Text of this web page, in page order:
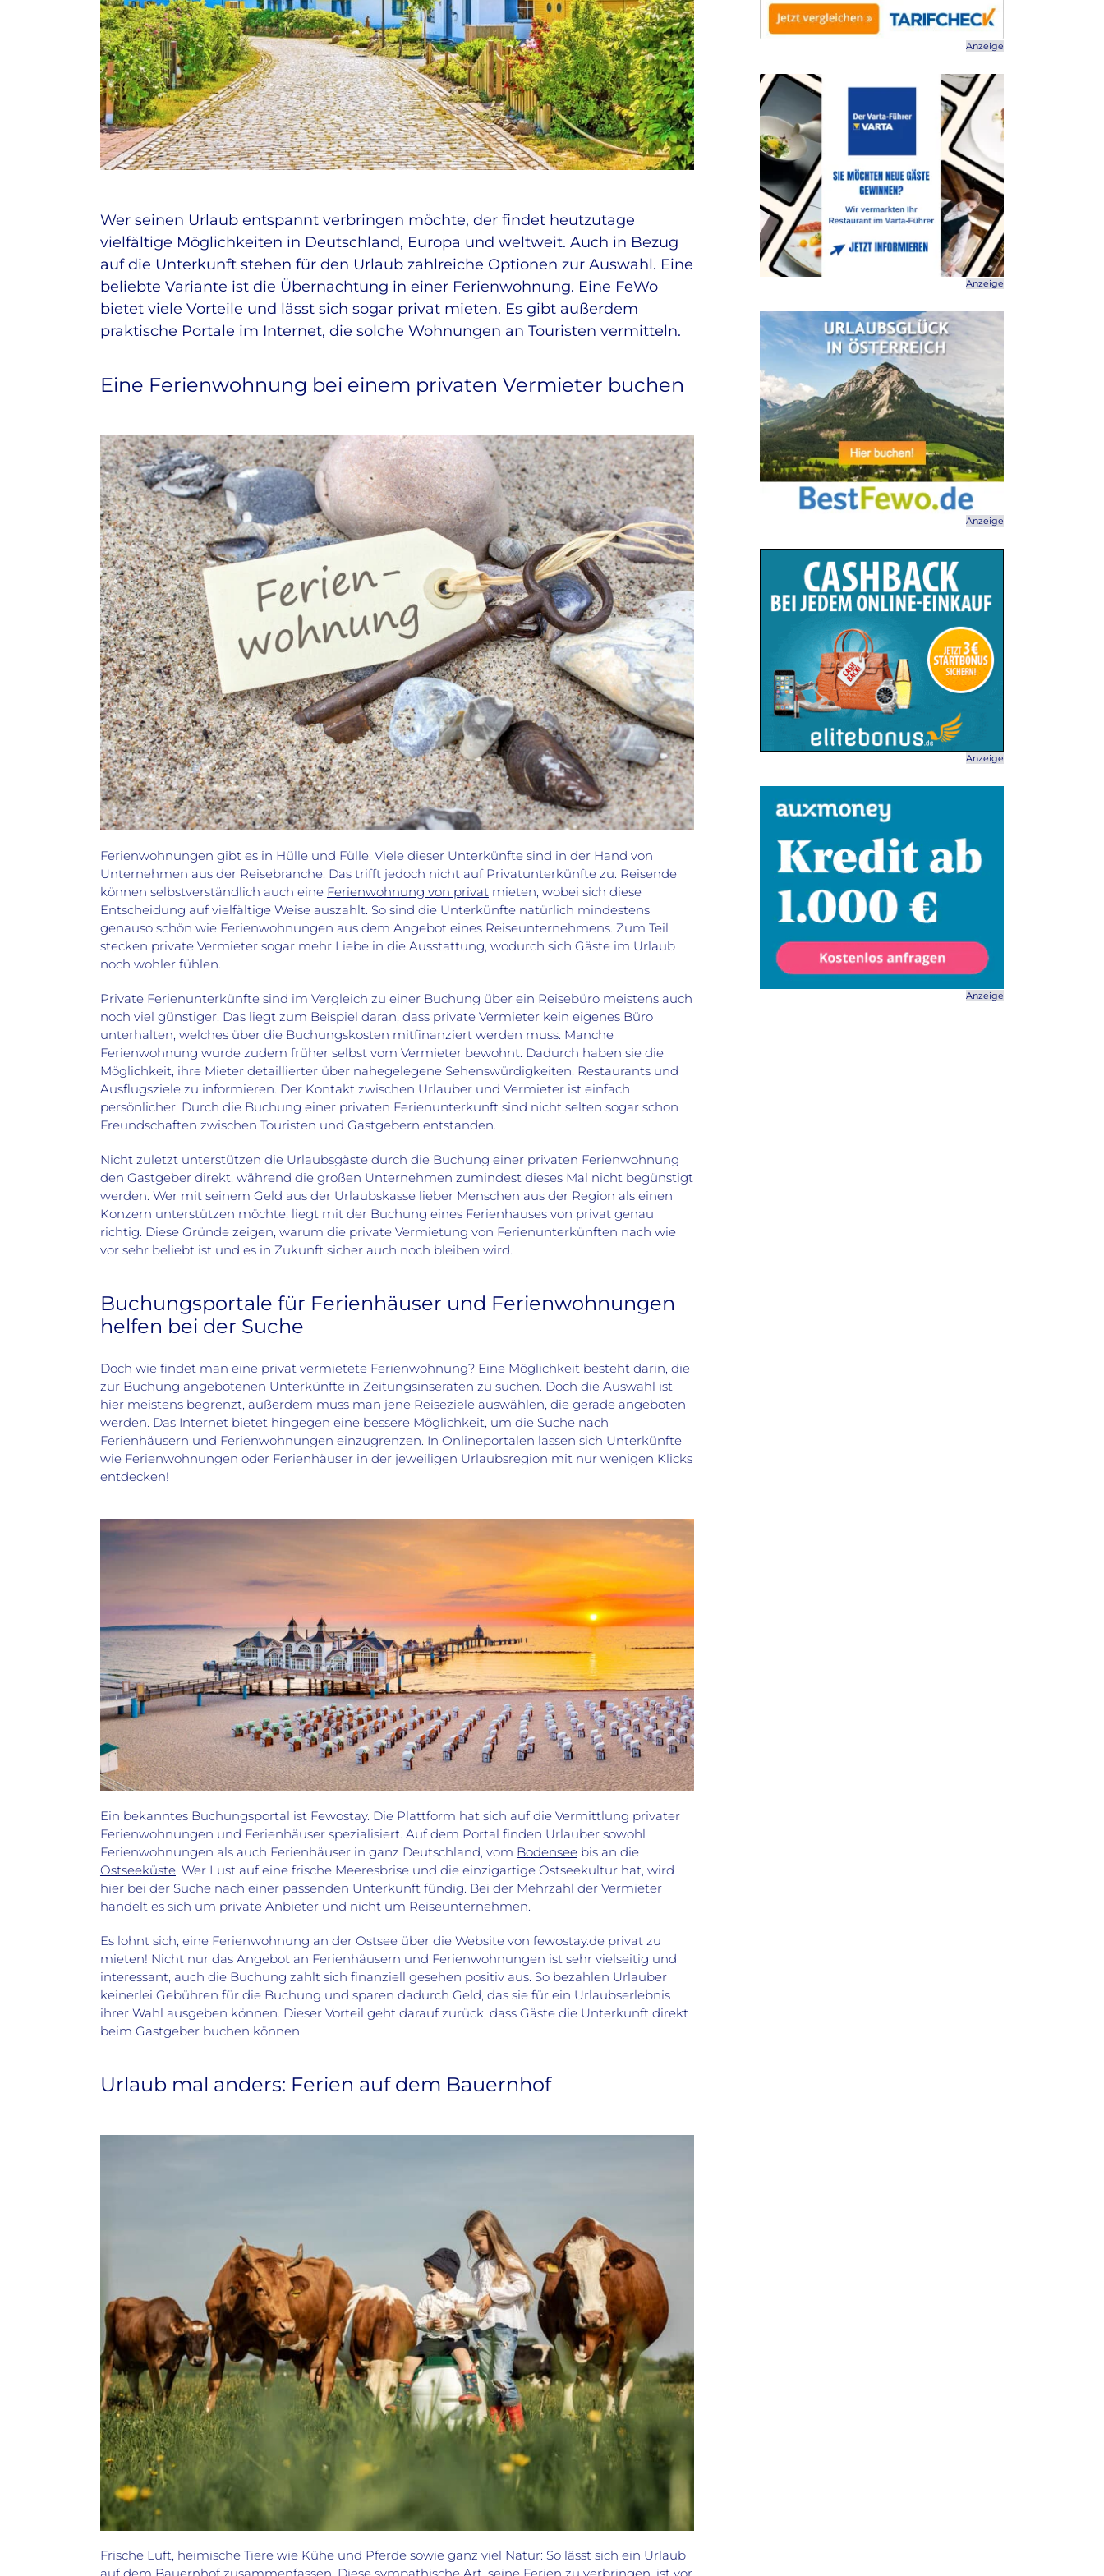
Wer seinen Urlaub entspannt verbringen möchte, der findet heutzutage
vielfältige Möglichkeiten in Deutschland, Europa und weltweit. Auch in Bezug
auf die Unterkunft stehen für den Urlaub zahlreiche Optionen zur Auswahl. Eine
beliebte Variante ist die Übernachtung in einer Ferienwohnung. Eine FeWo
bietet viele Vorteile und lässt sich sogar privat mieten. Es gibt außerdem
praktische Portale im Internet, die solche Wohnungen an Touristen vermitteln.
Eine Ferienwohnung bei einem privaten Vermieter buchen
Ferienwohnungen gibt es in Hülle und Fülle. Viele dieser Unterkünfte sind in der Hand von
Unternehmen aus der Reisebranche. Das trifft jedoch nicht auf Privatunterkünfte zu. Reisende
können selbstverständlich auch eine Ferienwohnung von privatmieten, wobei sich diese
Entscheidung auf vielfältige Weise auszahlt. So sind die Unterkünfte natürlich mindestens
genauso schön wie Ferienwohnungen aus dem Angebot eines Reiseunternehmens. Zum Teil
stecken private Vermieter sogar mehr Liebe in die Ausstattung, wodurch sich Gäste im Urlaub
noch wohler fühlen.
Private Ferienunterkünfte sind im Vergleich zu einer Buchung über ein Reisebüro meistens auch
noch viel günstiger. Das liegt zum Beispiel daran, dass private Vermieter kein eigenes Büro
unterhalten, welches über die Buchungskosten mitfinanziert werden muss. Manche
Ferienwohnung wurde zudem früher selbst vom Vermieter bewohnt. Dadurch haben sie die
Möglichkeit, ihre Mieter detaillierter über nahegelegene Sehenswürdigkeiten, Restaurants und
Ausflugsziele zu informieren. Der Kontakt zwischen Urlauber und Vermieter ist einfach
persönlicher. Durch die Buchung einer privaten Ferienunterkunft sind nicht selten sogar schon
Freundschaften zwischen Touristen und Gastgebern entstanden.
Nicht zuletzt unterstützen die Urlaubsgäste durch die Buchung einer privaten Ferienwohnung
den Gastgeber direkt, während die großen Unternehmen zumindest dieses Mal nicht begünstigt
werden. Wer mit seinem Geld aus der Urlaubskasse lieber Menschen aus der Region als einen
Konzern unterstützen möchte, liegt mit der Buchung eines Ferienhauses von privat genau
richtig. Diese Gründe zeigen, warum die private Vermietung von Ferienunterkünften nach wie
vor sehr beliebt ist und es in Zukunft sicher auch noch bleiben wird.
Buchungsportale für Ferienhäuser und Ferienwohnungen
helfen bei der Suche
Doch wie findet man eine privat vermietete Ferienwohnung? Eine Möglichkeit besteht darin, die
zur Buchung angebotenen Unterkünfte in Zeitungsinseraten zu suchen. Doch die Auswahl ist
hier meistens begrenzt, außerdem muss man jene Reiseziele auswählen, die gerade angeboten
werden. Das Internet bietet hingegen eine bessere Möglichkeit, um die Suche nach
Ferienhäusern und Ferienwohnungen einzugrenzen. In Onlineportalen lassen sich Unterkünfte
wie Ferienwohnungen oder Ferienhäuser in der jeweiligen Urlaubsregion mit nur wenigen Klicks
entdecken!
Ein bekanntes Buchungsportal ist Fewostay. Die Plattform hat sich auf die Vermittlung privater
Ferienwohnungen und Ferienhäuser spezialisiert. Auf dem Portal finden Urlauber sowohl
Ferienwohnungen als auch Ferienhäuser in ganz Deutschland, vom Bodenseebis an die
Ostseeküste. Wer Lust auf eine frische Meeresbrise und die einzigartige Ostseekultur hat, wird
hier bei der Suche nach einer passenden Unterkunft fündig. Bei der Mehrzahl der Vermieter
handelt es sich um private Anbieter und nicht um Reiseunternehmen.
Es lohnt sich, eine Ferienwohnung an der Ostsee über die Website von fewostay.de privat zu
mieten! Nicht nur das Angebot an Ferienhäusern und Ferienwohnungen ist sehr vielseitig und
interessant, auch die Buchung zahlt sich finanziell gesehen positiv aus. So bezahlen Urlauber
keinerlei Gebühren für die Buchung und sparen dadurch Geld, das sie für ein Urlaubserlebnis
ihrer Wahl ausgeben können. Dieser Vorteil geht darauf zurück, dass Gäste die Unterkunft direkt
beim Gastgeber buchen können.
Urlaub mal anders: Ferien auf dem Bauernhof
Frische Luft, heimische Tiere wie Kühe und Pferde sowie ganz viel Natur: So lässt sich ein Urlaub
Anzeige
Anzeige
Anzeige
Anzeige
Anzeige